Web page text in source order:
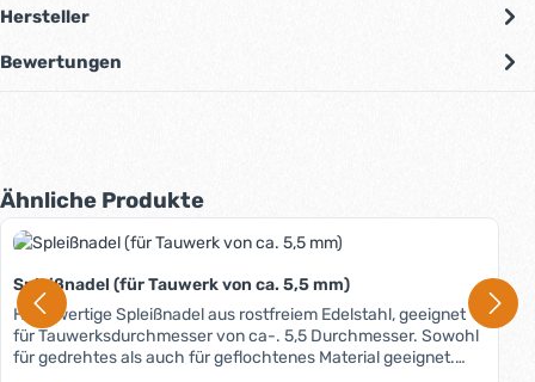
Hersteller
Bewertungen
Produktgalerie überspringen
Ähnliche Produkte
Spleißnadel (für Tauwerk von ca. 5,5 mm)
Hochwertige Spleißnadel aus rostfreiem Edelstahl, geeignet
für Tauwerksdurchmesser von ca-. 5,5 Durchmesser. Sowohl
für gedrehtes als auch für geflochtenes Material geeignet.